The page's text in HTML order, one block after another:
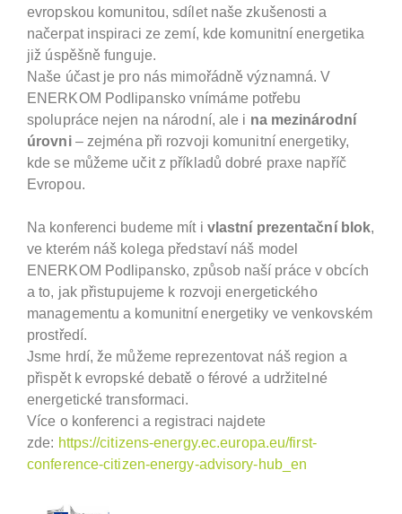
evropskou komunitou, sdílet naše zkušenosti a
načerpat inspiraci ze zemí, kde komunitní energetika
již úspěšně funguje.
Naše účast je pro nás mimořádně významná. V
ENERKOM Podlipansko vnímáme potřebu
spolupráce nejen na národní, ale i na mezinárodní
úrovni– zejména při rozvoji komunitní energetiky,
kde se můžeme učit z příkladů dobré praxe napříč
Evropou.
Na konferenci budeme mít i vlastní prezentační blok,
ve kterém náš kolega představí náš model
ENERKOM Podlipansko, způsob naší práce v obcích
a to, jak přistupujeme k rozvoji energetického
managementu a komunitní energetiky ve venkovském
prostředí.
Jsme hrdí, že můžeme reprezentovat náš region a
přispět k evropské debatě o férové a udržitelné
energetické transformaci.
Více o konferenci a registraci najdete
zde: https://citizens-energy.ec.europa.eu/first-
conference-citizen-energy-advisory-hub_en